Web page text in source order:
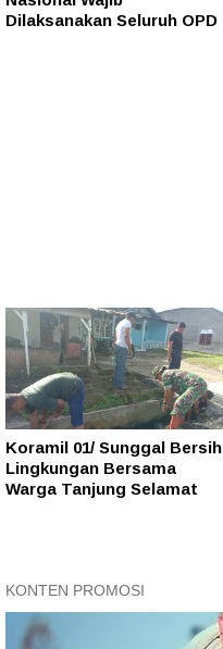
Dilaksanakan Seluruh OPD
Koramil 01/ Sunggal Bersih
Lingkungan Bersama
Warga Tanjung Selamat